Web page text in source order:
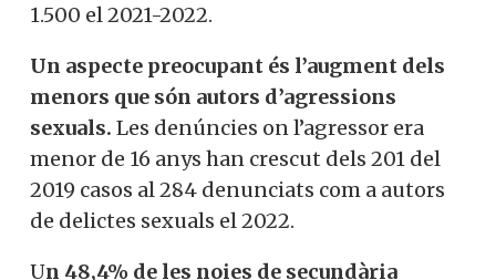
1.500 el 2021-2022.
Un aspecte preocupant és l’augment dels
menors que són autors d’agressions
sexuals. Les denúncies on l’agressor era
menor de 16 anys han crescut dels 201 del
2019 casos al 284 denunciats com a autors
de delictes sexuals el 2022.
Un 48,4% de les noies de secundària